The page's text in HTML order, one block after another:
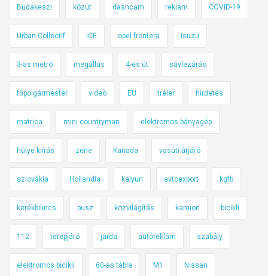
s
a
?
Budakeszi közút dashcam reklám COVID-19
Urban Collëctif ICE opel frontera Isuzu
3-as metró megállás 4-es út sávlezárás
főpolgármester videó EU tréler hirdetés
matrica mini countryman elektromos bányagép
hülye kiírás zene Kanada vasúti átjáró
szlovákia Hollandia kaiyun avtoexport kgfb
kerékbilincs busz közvilágítás kamion bicikli
112 terepjáró járda autóreklám szabály
elektromos bicikli 60-as tábla M1 Nissan